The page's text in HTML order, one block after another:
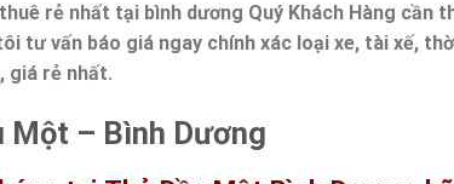
rẻ nhất tại bình dương Quý Khách Hàng cần
tư vấn báo giá ngay chính xác loại xe, tài xế,
giá rẻ nhất.
Một – Bình Dương